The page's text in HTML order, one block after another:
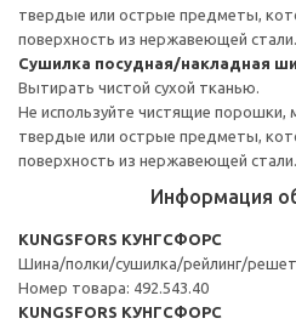
твердые или острые предметы,
поверхность из нержавеющей стали.
Сушилка посудная/накладная
Вытирать чистой сухой тканью.
Не используйте чистящие порошки,
твердые или острые предметы,
поверхность из нержавеющей стали.
Информация
KUNGSFORS КУНГСФОРС
Шина/полки/сушилка/рейлинг/
Номер товара: 492.543.40
KUNGSFORS КУНГСФОРС